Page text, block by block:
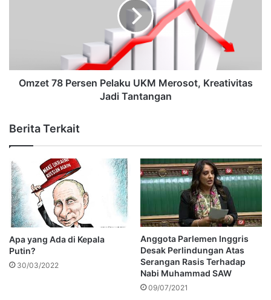
Omzet 78 Persen Pelaku UKM Merosot, Kreativitas
Jadi Tantangan
Berita Terkait
Apa yang Ada di Kepala
Putin?
30/03/2022
Anggota Parlemen Inggris
Desak Perlindungan Atas
Serangan Rasis Terhadap
Nabi Muhammad SAW
09/07/2021